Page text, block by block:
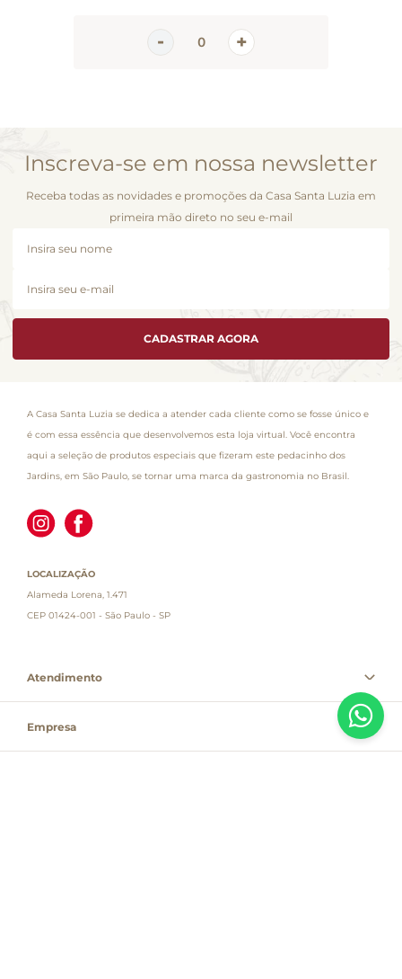
Inscreva-se em nossa newsletter
Receba todas as novidades e promoções da Casa Santa Luzia em
primeira mão direto no seu e-mail
CADASTRAR AGORA
A Casa Santa Luzia se dedica a atender cada cliente como se fosse único e
é com essa essência que desenvolvemos esta loja virtual. Você encontra
aqui a seleção de produtos especiais que fizeram este pedacinho dos
Jardins, em São Paulo, se tornar uma marca da gastronomia no Brasil.
LOCALIZAÇÃO
Alameda Lorena, 1.471
CEP 01424-001 - São Paulo - SP
Atendimento
Empresa